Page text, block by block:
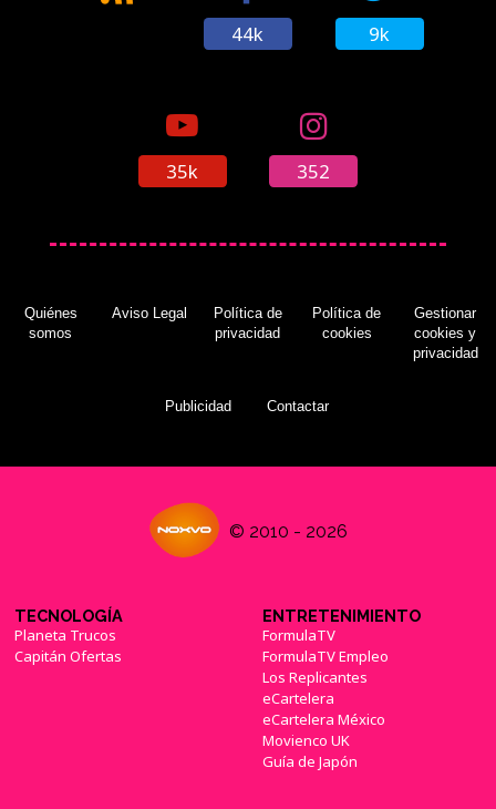
44k 9k
35k 352
Quiénes
somos
Aviso Legal
Política de
privacidad
Política de
cookies
Gestionar
cookies y
privacidad
Publicidad Contactar
© 2010 - 2026
TECNOLOGÍA
Planeta Trucos
Capitán Ofertas
ENTRETENIMIENTO
FormulaTV
FormulaTV Empleo
Los Replicantes
eCartelera
eCartelera México
Movienco UK
Guía de Japón